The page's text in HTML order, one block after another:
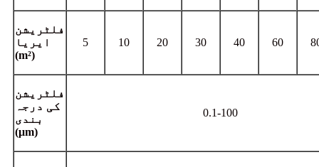
فلٹریشن
ایریا
(m²)
5 10 20 30 40 60
فلٹریشن
کی درجہ
بندی
(μm)
0.1-100